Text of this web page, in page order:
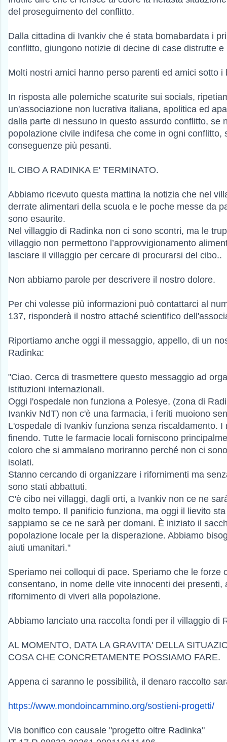
del proseguimento del conflitto.
Dalla cittadina di Ivankiv che é stata bomabardata i
conflitto, giungono notizie di decine di case distrutte e
Molti nostri amici hanno perso parenti ed amici sotto i
In risposta alle polemiche scaturite sui socials,
un'associazione non lucrativa italiana, apolitica ed
dalla parte di nessuno in questo assurdo conflitto, se
popolazione civile indifesa che come in ogni conflitto,
conseguenze più pesanti.
IL CIBO A RADINKA E' TERMINATO.
Abbiamo ricevuto questa mattina la notizia che nel
derrate alimentari della scuola e le poche messe da
sono esaurite.
Nel villaggio di Radinka non ci sono scontri, ma le
villaggio non permettono l’approvvigionamento
lasciare il villaggio per cercare di procurarsi del cibo..
Non abbiamo parole per descrivere il nostro dolore.
Per chi volesse più informazioni può contattarci al
137, risponderà il nostro attaché scientifico
Riportiamo anche oggi il messaggio, appello, di un
Radinka:
"Ciao. Cerca di trasmettere questo messaggio ad
istituzioni internazionali.
Oggi l'ospedale non funziona a Polesye, (zona di
Ivankiv NdT) non c'è una farmacia, i feriti muoiono
L'ospedale di Ivankiv funziona senza riscaldamento. I
finendo. Tutte le farmacie locali forniscono
coloro che si ammalano moriranno perché non ci
isolati.
Stanno cercando di organizzare i rifornimenti ma
sono stati abbattuti.
C'è cibo nei villaggi, dagli orti, a Ivankiv non ce ne
molto tempo. Il panificio funziona, ma oggi il lievito
sappiamo se ce ne sarà per domani. È iniziato il
popolazione locale per la disperazione. Abbiamo
aiuti umanitari."
Speriamo nei colloqui di pace. Speriamo che le forze
consentano, in nome delle vite innocenti dei presenti,
rifornimento di viveri alla popolazione.
Abbiamo lanciato una raccolta fondi per il villaggio di
AL MOMENTO, DATA LA GRAVITA' DELLA
COSA CHE CONCRETAMENTE POSSIAMO FARE.
Appena ci saranno le possibilità, il denaro raccolto
https://www.mondoincammino.org/sostieni-progetti/
Via bonifico con causale "progetto oltre Radinka"